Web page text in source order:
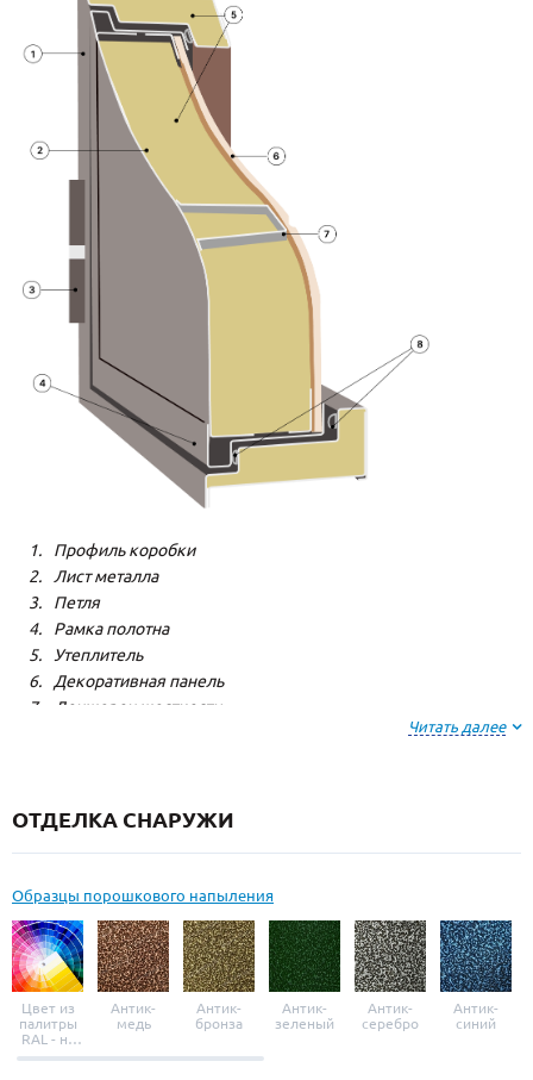
Профиль коробки
Лист металла
Петля
Рамка полотна
Утеплитель
Декоративная панель
Лонжерон жесткости
Читать далее
ОТДЕЛКА СНАРУЖИ
Образцы порошкового напыления
Цвет из
палитры
RAL - на
выбор
Антик-
медь
Антик-
бронза
Антик-
зеленый
Антик-
серебро
Антик-
синий